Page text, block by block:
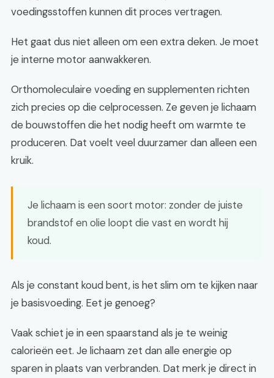
voedingsstoffen kunnen dit proces vertragen.
Het gaat dus niet alleen om een extra deken. Je moet
je interne motor aanwakkeren.
Orthomoleculaire voeding en supplementen richten
zich precies op die celprocessen. Ze geven je lichaam
de bouwstoffen die het nodig heeft om warmte te
produceren. Dat voelt veel duurzamer dan alleen een
kruik.
Je lichaam is een soort motor: zonder de juiste
brandstof en olie loopt die vast en wordt hij
koud.
Als je constant koud bent, is het slim om te kijken naar
je basisvoeding. Eet je genoeg?
Vaak schiet je in een spaarstand als je te weinig
calorieën eet. Je lichaam zet dan alle energie op
sparen in plaats van verbranden. Dat merk je direct in